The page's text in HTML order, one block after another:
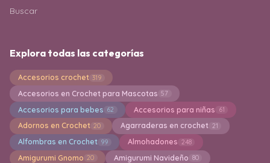
Buscar
Explora todas las categorías
Accesorios crochet 319
Accesorios en Crochet para Mascotas 57
Accesorios para bebes 62 Accesorios para niñas 61
Adornos en Crochet 20 Agarraderas en crochet 21
Alfombras en Crochet 99 Almohadones 248
Amigurumi Gnomo 20 Amigurumi Navideño 80